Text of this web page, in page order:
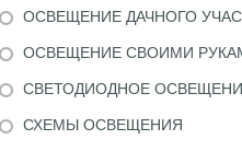
ОСВЕЩЕНИЕ ДАЧНОГО
ОСВЕЩЕНИЕ СВОИМИ
СВЕТОДИОДНОЕ
СХЕМЫ ОСВЕЩЕНИЯ